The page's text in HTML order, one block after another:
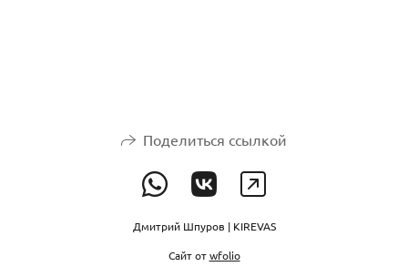
Поделиться ссылкой
Дмитрий Шпуров | KIREVAS
Сайт отwfolio